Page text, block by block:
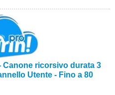
Canone ricorsivo durata 3
Utente - Fino a 80